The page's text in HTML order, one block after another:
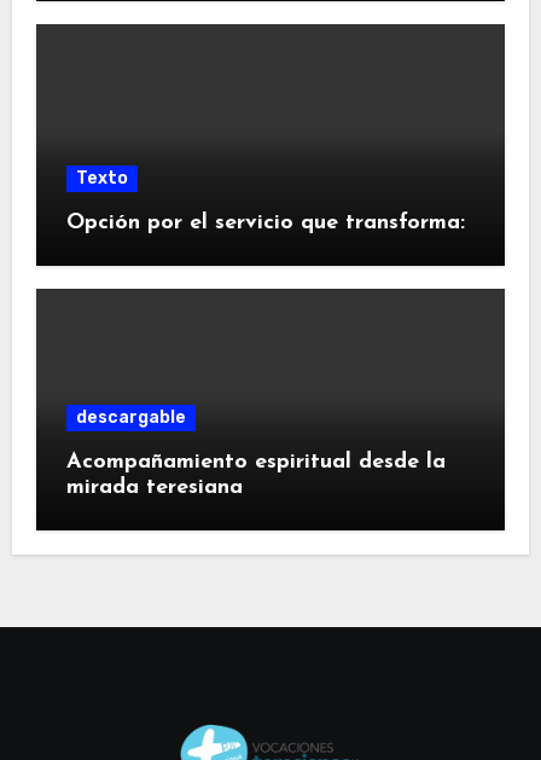
Texto
Opción por el servicio que transforma:
descargable
Acompañamiento espiritual desde la
mirada teresiana